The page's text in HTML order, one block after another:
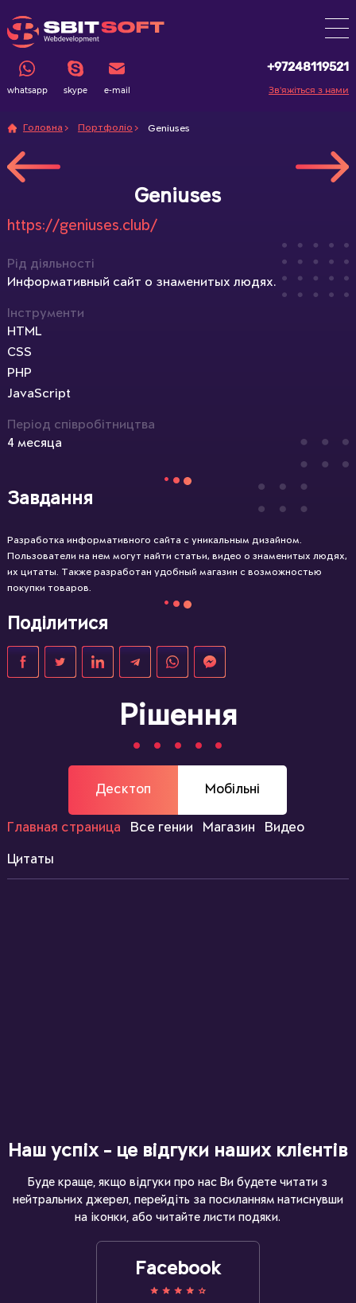
whatsapp skype e-mail
+97248119521
Зв'яжіться з нами
Головна Портфоліо Geniuses
Geniuses
https://geniuses.club/
Рід діяльності
Информативный сайт о знаменитых людях.
Інструменти
HTML
CSS
PHP
JavaScript
Період співробітництва
4 месяца
Завдання
Разработка информативного сайта с уникальным дизайном.
Пользователи на нем могут найти статьи, видео о знаменитых людях,
их цитаты. Также разработан удобный магазин с возможностью
покупки товаров.
Поділитися
Рішення
Десктоп Мобільні
Главная страница Все гении Магазин Видео
Цитаты
Наш успіх - це відгуки наших клієнтів
Буде краще, якщо відгуки про нас Ви будете читати з
нейтральних джерел, перейдіть за посиланням натиснувши
на іконки, або читайте листи подяки.
Facebook